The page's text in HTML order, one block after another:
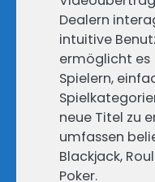
Dealern
intuitive
ermöglicht es
Spielern,
neue Titel zu
umfassen
Blackjack,
Poker.